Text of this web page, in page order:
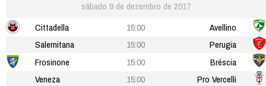
sábado 9 de dezembro de 2017
Cittadella
15:00
Avellino
Salernitana
15:00
Perugia
Frosinone
15:00
Bréscia
Veneza
15:00
Pro Vercelli